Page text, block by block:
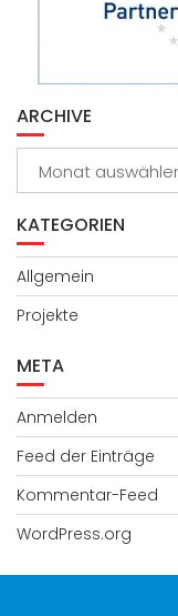
ARCHIVE
KATEGORIEN
Allgemein
Projekte
META
Anmelden
Feed der Einträge
Kommentar-Feed
WordPress.org